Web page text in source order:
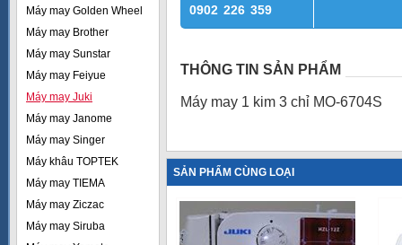
Máy may Golden Wheel
Máy may Brother
Máy may Sunstar
Máy may Feiyue
Máy may Juki
Máy may Janome
Máy may Singer
Máy khâu TOPTEK
Máy may TIEMA
Máy may Ziczac
Máy may Siruba
0902 226 359
THÔNG TIN SẢN PHẨM
Máy may 1 kim 3 chỉ MO-6704S
SẢN PHẨM CÙNG LOẠI